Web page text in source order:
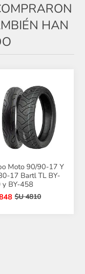
HAN
Moto 90/90-17 Y
17 Bartl TL BY-
y BY-458
$U 4810